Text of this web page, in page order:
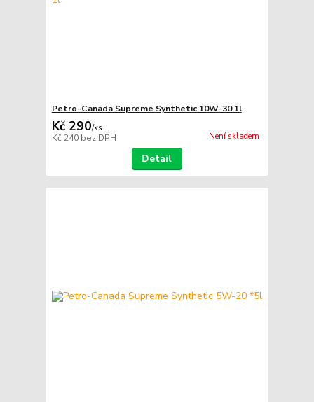
Petro-Canada Supreme Synthetic 10W-30 1l
Kč 290/ks
Kč 240 bez DPH Není skladem
Detail